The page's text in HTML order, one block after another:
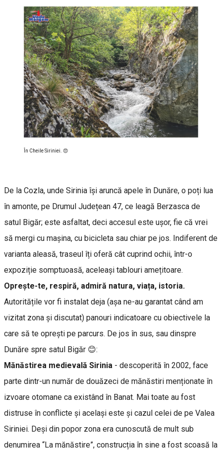
În Cheile Siriniei. 😍
De la Cozla, unde Sirinia își aruncă apele în Dunăre, o poți lua
în amonte, pe Drumul Județean 47, ce leagă Berzasca de
satul Bigăr; este asfaltat, deci accesul este ușor, fie că vrei
să mergi cu mașina, cu bicicleta sau chiar pe jos. Indiferent de
varianta aleasă, traseul îți oferă cât cuprind ochii, într-o
expoziție somptuoasă, aceleași tablouri amețitoare.
Oprește-te, respiră, admiră natura, viața, istoria.
Autoritățile vor fi instalat deja (așa ne-au garantat când am
vizitat zona și discutat) panouri indicatoare cu obiectivele la
care să te oprești pe parcurs. De jos în sus, sau dinspre
Dunăre spre satul Bigăr 😊:
Mănăstirea medievală Sirinia - descoperită în 2002, face
parte dintr-un număr de douăzeci de mănăstiri menționate în
izvoare otomane ca existând în Banat. Mai toate au fost
distruse în conflicte și același este și cazul celei de pe Valea
Siriniei. Deşi din popor zona era cunoscută de mult sub
denumirea “La mănăstire”, construcția în sine a fost scoasă la